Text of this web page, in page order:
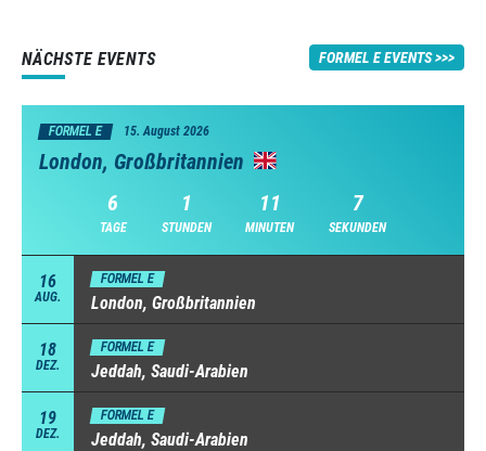
NÄCHSTE EVENTS FORMEL E EVENTS
FORMEL E 15. August 2026
London, Großbritannien
6
TAGE
1
STUNDEN
11
MINUTEN
7
SEKUNDEN
16
AUG.
FORMEL E
London, Großbritannien
18
DEZ.
FORMEL E
Jeddah, Saudi-Arabien
19
DEZ.
FORMEL E
Jeddah, Saudi-Arabien